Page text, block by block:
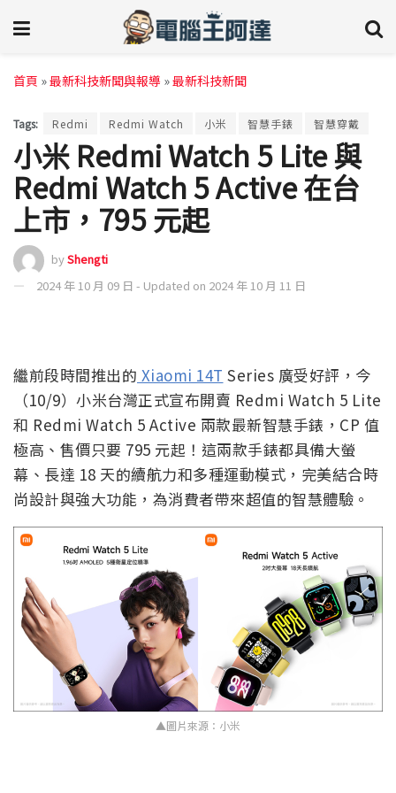
首頁 »最新科技新聞與報導 »最新科技新聞
Tags: Redmi Redmi Watch 小米 智慧手錶 智慧穿戴
小米 Redmi Watch 5 Lite 與
Redmi Watch 5 Active 在台
上市，795 元起
byShengti
2024 年 10 月 09 日 - Updated on 2024 年 10 月 11 日
繼前段時間推出的 Xiaomi 14T Series 廣受好評，今
（10/9）小米台灣正式宣布開賣 Redmi Watch 5 Lite
和 Redmi Watch 5 Active 兩款最新智慧手錶，CP 值
極高、售價只要 795 元起！這兩款手錶都具備大螢
幕、長達 18 天的續航力和多種運動模式，完美結合時
尚設計與強大功能，為消費者帶來超值的智慧體驗。
▲圖片來源：小米